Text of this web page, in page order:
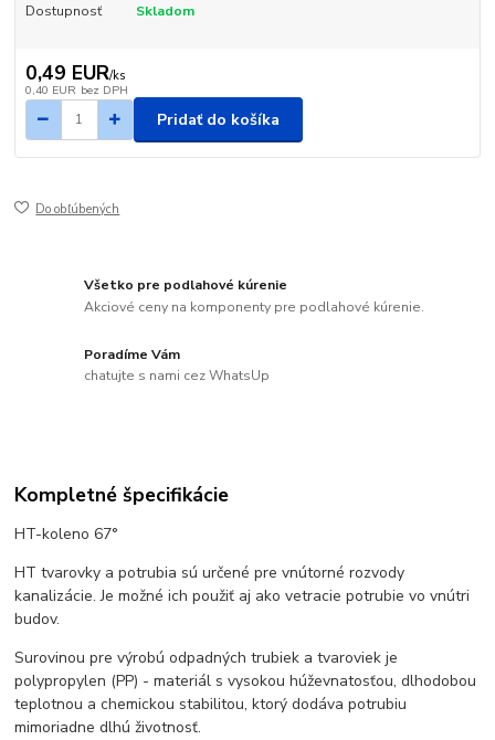
Dostupnosť Skladom
0,49 EUR/ks
0,40 EUR bez DPH
Pridať do košíka
Do obľúbených
Všetko pre podlahové kúrenie
Akciové ceny na komponenty pre podlahové kúrenie.
Poradíme Vám
chatujte s nami cez WhatsUp
Kompletné špecifikácie
HT-koleno 67°
HT tvarovky a potrubia sú určené pre vnútorné rozvody
kanalizácie. Je možné ich použiť aj ako vetracie potrubie vo vnútri
budov.
Surovinou pre výrobú odpadných trubiek a tvaroviek je
polypropylen (PP) - materiál s vysokou húževnatosťou, dlhodobou
teplotnou a chemickou stabilitou, ktorý dodáva potrubiu
mimoriadne dlhú životnosť.